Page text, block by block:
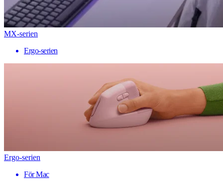
MX-serien
Ergo-serien
Ergo-serien
För Mac